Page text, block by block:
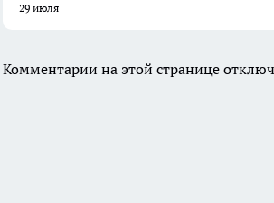
29 июля
Комментарии на этой странице